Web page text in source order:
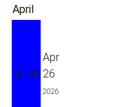
April
Nr. 49
Apr
26
2026